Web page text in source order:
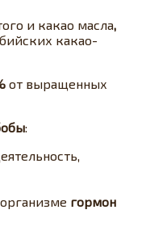
и какао масла,
какао-
от выращенных
:
гормон